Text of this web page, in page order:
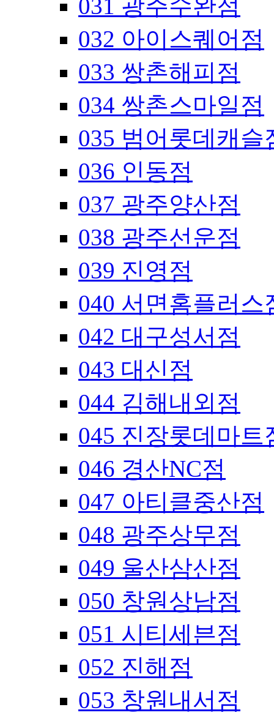
031 광주수완점
032 아이스퀘어점
033 쌍촌해피점
034 쌍촌스마일점
035 범어롯데캐슬
036 인동점
037 광주양산점
038 광주선운점
039 진영점
040 서면홈플러스
042 대구성서점
043 대신점
044 김해내외점
045 진장롯데마트
046 경산NC점
047 아티클중산점
048 광주상무점
049 울산삼산점
050 창원상남점
051 시티세븐점
052 진해점
053 창원내서점